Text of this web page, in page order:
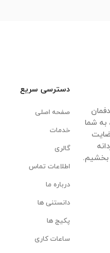
به شما
بخشیم.
دسترسی سریع
صفحه اصلی
خدمات
گالری
اطلاعات تماس
درباره ما
دانستنی ها
پکیج ها
ساعات کاری